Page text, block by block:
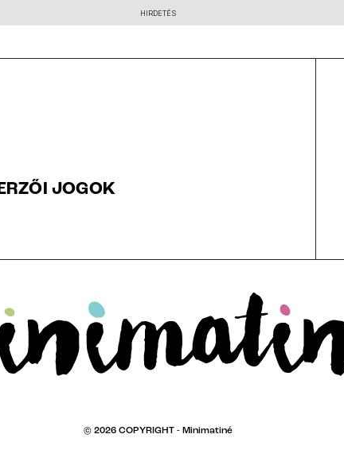
HIRDETÉS
JOGOK
© 2026 COPYRIGHT - Minimatiné